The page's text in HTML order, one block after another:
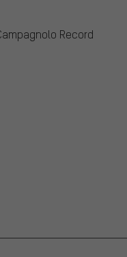
Record